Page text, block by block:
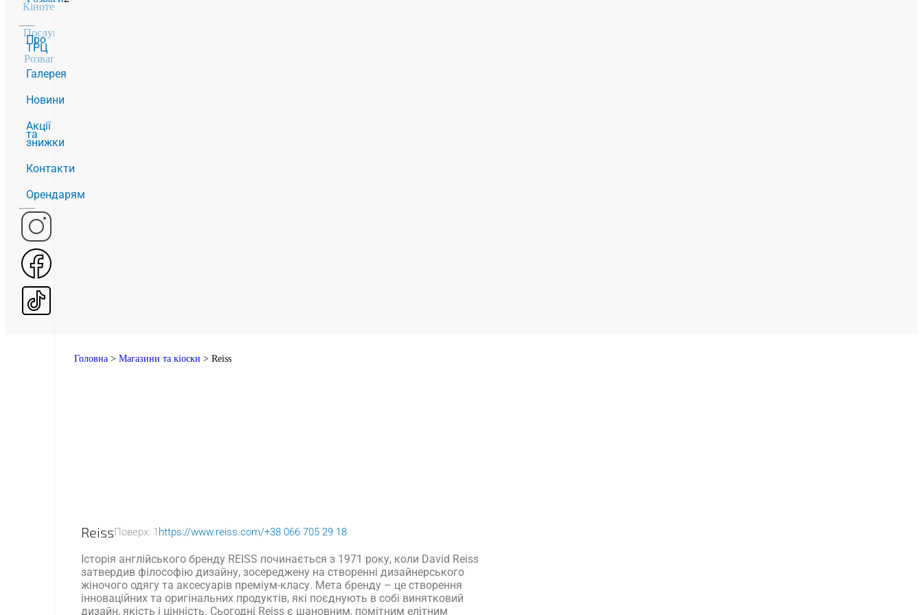
Про
ТРЦ
Галерея
Новини
Акції
та
знижки
Контакти
Орендарям
Кінотеатр
Послуги
Розваги
Головна > Магазини та кіоски > Reiss
ReissПоверх: 1 https://www.reiss.com/+38 066 705 29 18
Історія англійського бренду REISS починається з 1971 року, коли David Reiss
затвердив філософію дизайну, зосереджену на створенні дизайнерського
жіночого одягу та аксесуарів преміум-класу. Мета бренду – це створення
інноваційних та оригінальних продуктів, які поєднують в собі винятковий
дизайн, якість і цінність. Сьогодні Reiss є шановним, помітним елітним